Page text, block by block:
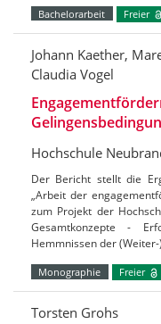
Bachelorarbeit Freier
Johann Kaether,
Claudia Vogel
Hochschule
Der Bericht stellt die
„Arbeit der
zum Projekt der
Gesamtkonzepte -
Hemmnissen der
Monographie Freier
Torsten Grohs